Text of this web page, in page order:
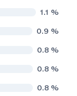
1.1 %
0.9 %
0.8 %
0.8 %
0.8 %